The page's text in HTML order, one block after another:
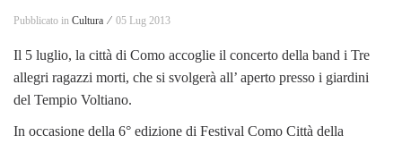
Pubblicato in Cultura ⁄ 05 Lug 2013
Il 5 luglio, la città di Como accoglie il concerto della band i Tre
allegri ragazzi morti, che si svolgerà all’ aperto presso i giardini
del Tempio Voltiano.
In occasione della 6° edizione di Festival Como Città della